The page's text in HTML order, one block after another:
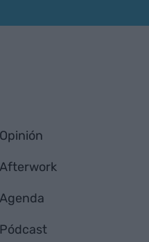
Opinión
Afterwork
Agenda
Pódcast